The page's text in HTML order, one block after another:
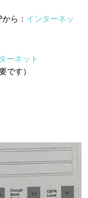
ら： インターネッ
ーネット
です）